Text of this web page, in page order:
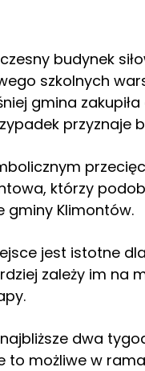
budynek
szkolnych
gmina
przyznaje
którzy
gminy Klimontów.
jest istotne
zależy im na
dwa
to możliwe w